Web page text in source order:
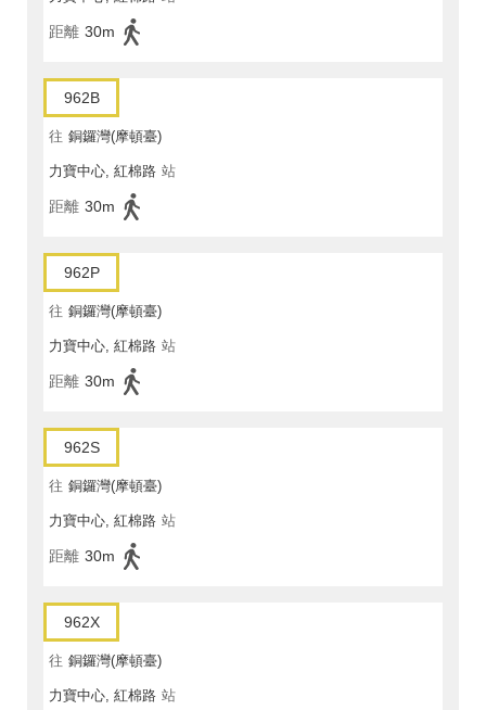
距離 30m
962B
往 銅鑼灣(摩頓臺)
力寶中心, 紅棉路 站
距離 30m
962P
往 銅鑼灣(摩頓臺)
力寶中心, 紅棉路 站
距離 30m
962S
往 銅鑼灣(摩頓臺)
力寶中心, 紅棉路 站
距離 30m
962X
往 銅鑼灣(摩頓臺)
力寶中心, 紅棉路 站